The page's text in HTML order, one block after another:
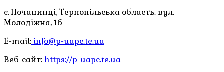
с. Почапинці, Тернопільська область. вул.
Молодіжна, 1б
E-mail: info@p-uapc.te.ua
Веб-сайт: https://p-uapc.te.ua